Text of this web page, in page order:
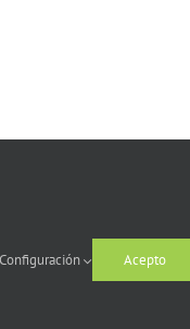
Configuración Acepto